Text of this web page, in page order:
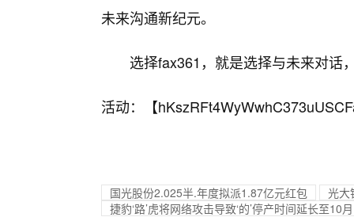
未来沟通新纪元。
选择fax361，就是选择与未来对话
活动：【
国光股份2.025半.年度拟派1.87亿元红包
光大
捷豹‘路’虎将网络攻击导致‘的’停产时间延长至10